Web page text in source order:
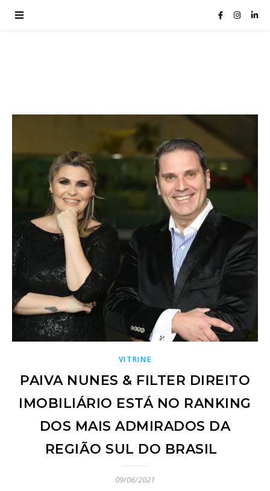
VITRINE
PAIVA NUNES & FILTER DIREITO
IMOBILIÁRIO ESTÁ NO RANKING
DOS MAIS ADMIRADOS DA
REGIÃO SUL DO BRASIL
09/06/2021